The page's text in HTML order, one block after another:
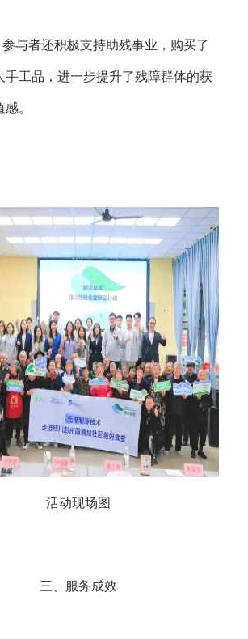
与者还积极支持助残事业，购买了
手工品，进一步提升了残障群体的获
。
活动现场图
三 服务成效